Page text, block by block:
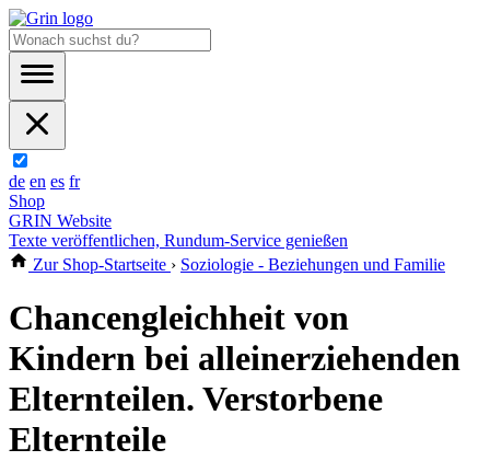
de en es fr
Shop
GRIN Website
Texte veröffentlichen, Rundum-Service genießen
Zur Shop-Startseite › Soziologie - Beziehungen und Familie
Chancengleichheit von
Kindern bei alleinerziehenden
Elternteilen. Verstorbene
Elternteile